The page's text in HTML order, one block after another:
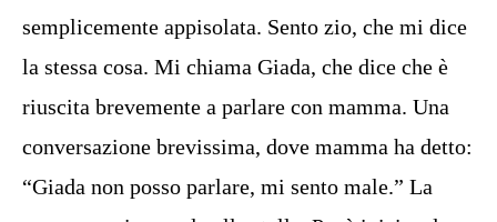
semplicemente appisolata. Sento zio, che mi dice
la stessa cosa. Mi chiama Giada, che dice che è
riuscita brevemente a parlare con mamma. Una
conversazione brevissima, dove mamma ha detto:
“Giada non posso parlare, mi sento male.” La